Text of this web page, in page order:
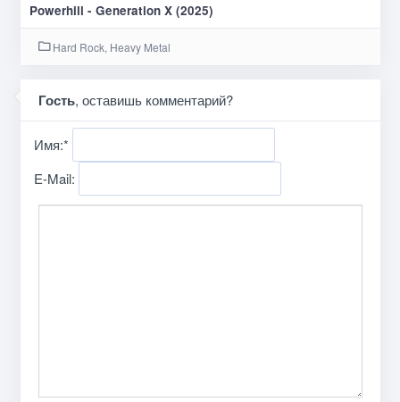
Powerhill - Generation X (2025)
Hard Rock, Heavy Metal
Гость, оставишь комментарий?
Имя:*
E-Mail: